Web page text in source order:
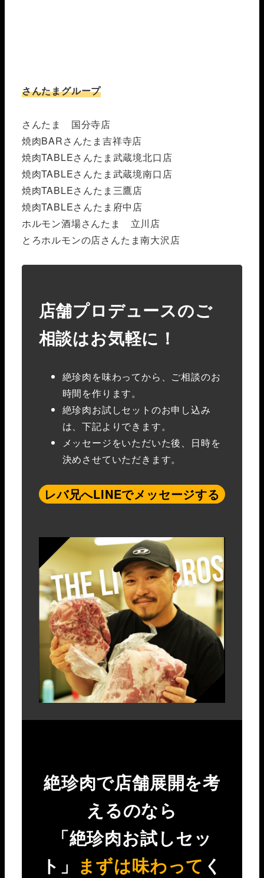
さんたまグループ
さんたま 国分寺店
焼肉BARさんたま吉祥寺店
焼肉TABLEさんたま武蔵境北口店
焼肉TABLEさんたま武蔵境南口店
焼肉TABLEさんたま三鷹店
焼肉TABLEさんたま府中店
ホルモン酒場さんたま 立川店
とろホルモンの店さんたま南大沢店
店舗プロデュースのご
相談はお気軽に！
絶珍肉を味わってから、ご相談のお
時間を作ります。
絶珍肉お試しセットのお申し込み
は、下記よりできます。
メッセージをいただいた後、日時を
決めさせていただきます。
レバ兄へLINEでメッセージする
絶珍肉で店舗展開を考
えるのなら
「絶珍肉お試しセッ
ト」 まずは味わって く